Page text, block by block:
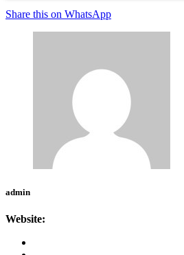
Share this on WhatsApp
admin
Website: